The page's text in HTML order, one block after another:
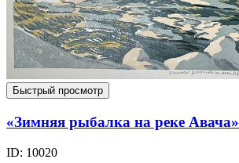
Быстрый просмотр
«Зимняя рыбалка на реке Авача»
ID: 10020